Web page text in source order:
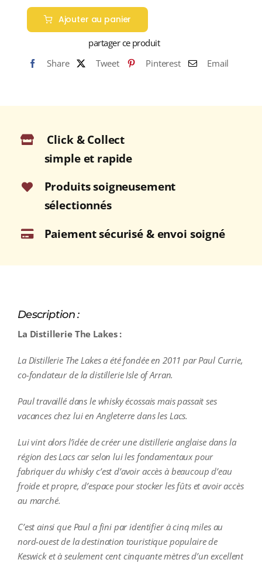
de
THE
LAKES
The
(52%)
Malt
WHISKY
(ANGLETERRE)
70cl
Ajouter au panier
partager ce produit
Share
Tweet Pinterest Email
Click & Collect
simple et rapide
Produits soigneusement
sélectionnés
Paiement sécurisé & envoi soigné
Description :
La Distillerie The Lakes :
La Distillerie The Lakes a été fondée en 2011 par Paul Currie,
co-fondateur de la distillerie Isle of Arran.
Paul travaillé dans le whisky écossais mais passait ses
vacances chez lui en Angleterre dans les Lacs.
Lui vint alors l’idée de créer une distillerie anglaise dans la
région des Lacs car selon lui les fondamentaux pour
fabriquer du whisky c’est d’avoir accès à beaucoup d’eau
froide et propre, d’espace pour stocker les fûts et avoir accès
au marché.
C’est ainsi que Paul a fini par identifier à cinq miles au
nord-ouest de la destination touristique populaire de
Keswick et à seulement cent cinquante mètres d’un excellent